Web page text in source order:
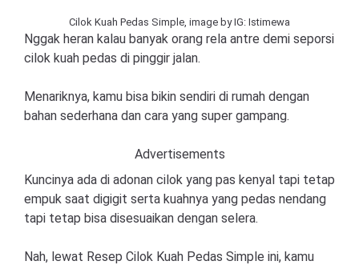
Cilok Kuah Pedas Simple, image by IG: Istimewa
Nggak heran kalau banyak orang rela antre demi seporsi
cilok kuah pedas di pinggir jalan.
Menariknya, kamu bisa bikin sendiri di rumah dengan
bahan sederhana dan cara yang super gampang.
Advertisements
Kuncinya ada di adonan cilok yang pas kenyal tapi tetap
empuk saat digigit serta kuahnya yang pedas nendang
tapi tetap bisa disesuaikan dengan selera.
Nah, lewat Resep Cilok Kuah Pedas Simple ini, kamu